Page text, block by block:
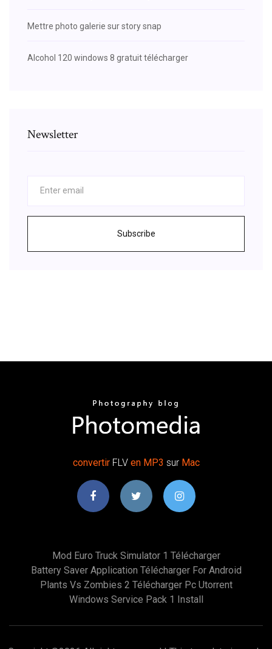
Mettre photo galerie sur story snap
Alcohol 120 windows 8 gratuit télécharger
Newsletter
Subscribe
convertirFLV en MP3 sur Mac
Mod Euro Truck Simulator 1 Télécharger
Battery Saver Application Télécharger For Android
Plants Vs Zombies 2 Télécharger Pc Utorrent
Windows Service Pack 1 Install